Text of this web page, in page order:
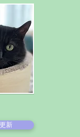
更新